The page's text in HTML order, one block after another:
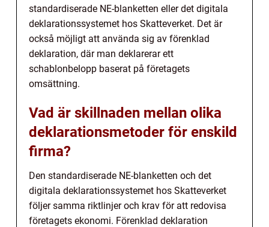
standardiserade NE-blanketten eller det digitala
deklarationssystemet hos Skatteverket. Det är
också möjligt att använda sig av förenklad
deklaration, där man deklarerar ett
schablonbelopp baserat på företagets
omsättning.
Vad är skillnaden mellan olika
deklarationsmetoder för enskild
firma?
Den standardiserade NE-blanketten och det
digitala deklarationssystemet hos Skatteverket
följer samma riktlinjer och krav för att redovisa
företagets ekonomi. Förenklad deklaration